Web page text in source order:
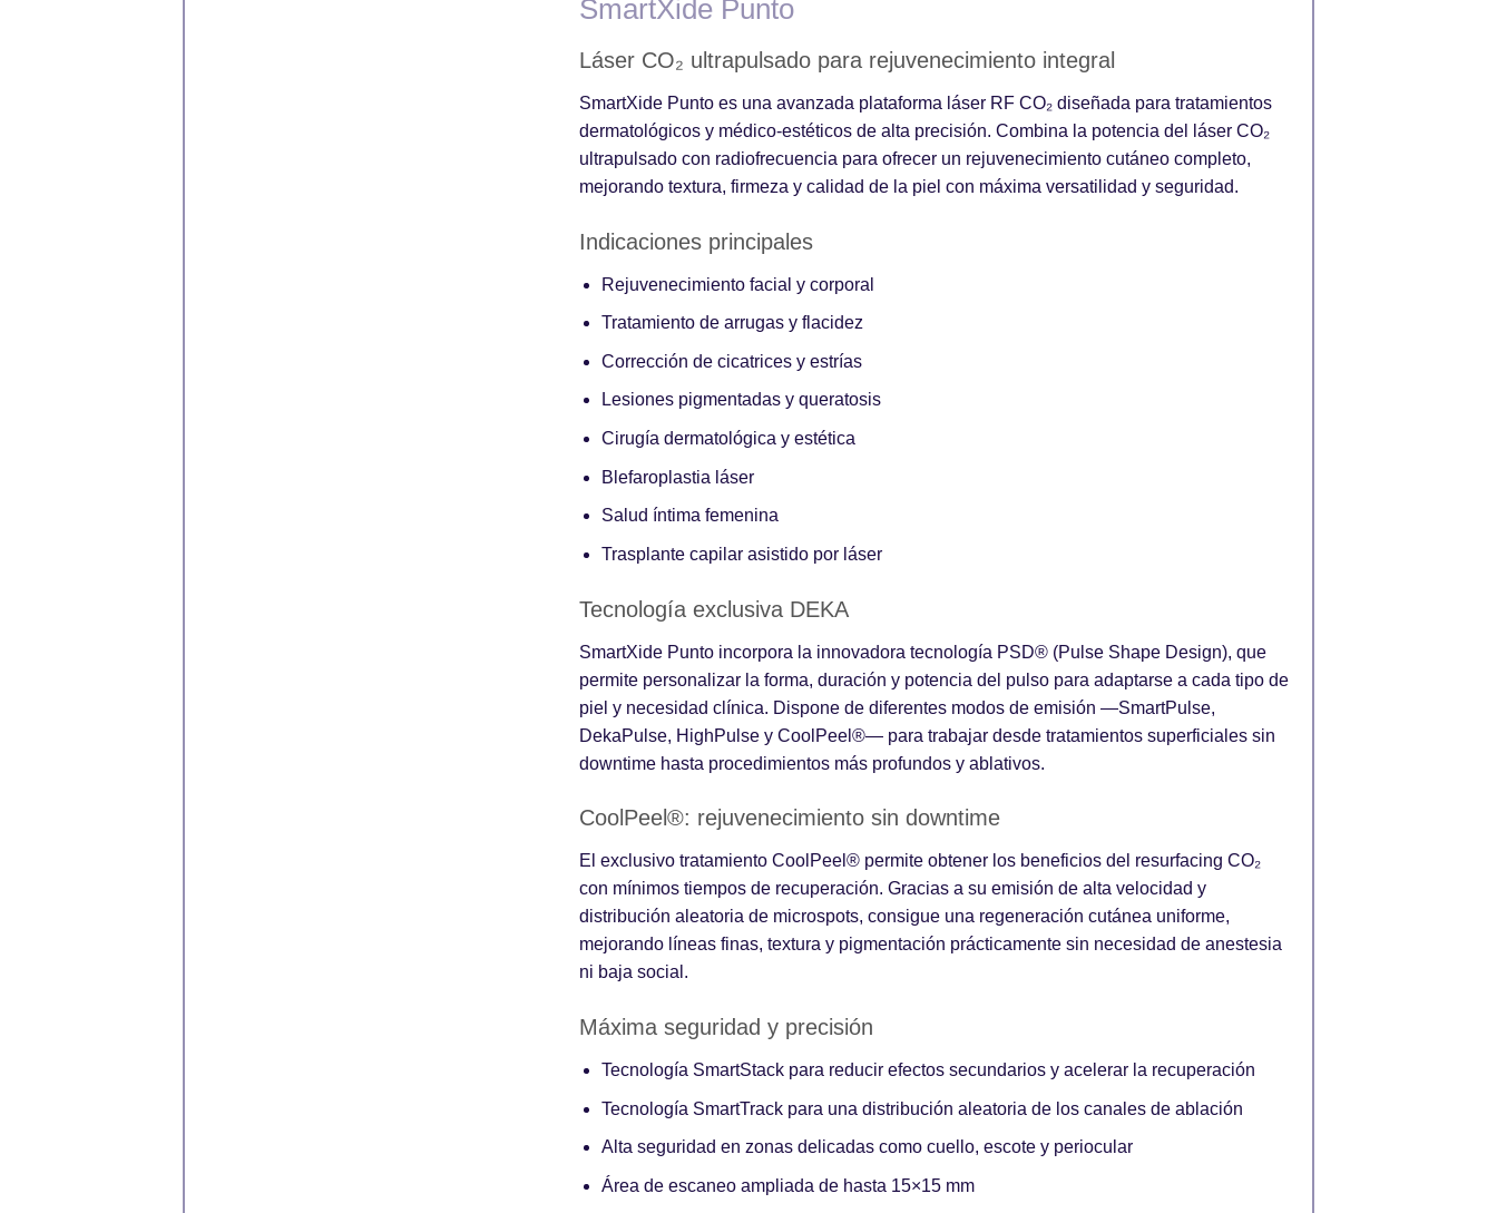
SmartXide Punto
Láser CO₂ ultrapulsado para rejuvenecimiento integral
SmartXide Punto es una avanzada plataforma láser RF CO₂ diseñada para tratamientos
dermatológicos y médico-estéticos de alta precisión. Combina la potencia del láser CO₂
ultrapulsado con radiofrecuencia para ofrecer un rejuvenecimiento cutáneo completo,
mejorando textura, firmeza y calidad de la piel con máxima versatilidad y seguridad.
Indicaciones principales
Rejuvenecimiento facial y corporal
Tratamiento de arrugas y flacidez
Corrección de cicatrices y estrías
Lesiones pigmentadas y queratosis
Cirugía dermatológica y estética
Blefaroplastia láser
Salud íntima femenina
Trasplante capilar asistido por láser
Tecnología exclusiva DEKA
SmartXide Punto incorpora la innovadora tecnología PSD® (Pulse Shape Design), que
permite personalizar la forma, duración y potencia del pulso para adaptarse a cada tipo de
piel y necesidad clínica. Dispone de diferentes modos de emisión —SmartPulse,
DekaPulse, HighPulse y CoolPeel®— para trabajar desde tratamientos superficiales sin
downtime hasta procedimientos más profundos y ablativos.
CoolPeel®: rejuvenecimiento sin downtime
El exclusivo tratamiento CoolPeel® permite obtener los beneficios del resurfacing CO₂
con mínimos tiempos de recuperación. Gracias a su emisión de alta velocidad y
distribución aleatoria de microspots, consigue una regeneración cutánea uniforme,
mejorando líneas finas, textura y pigmentación prácticamente sin necesidad de anestesia
ni baja social.
Máxima seguridad y precisión
Tecnología SmartStack para reducir efectos secundarios y acelerar la recuperación
Tecnología SmartTrack para una distribución aleatoria de los canales de ablación
Alta seguridad en zonas delicadas como cuello, escote y periocular
Área de escaneo ampliada de hasta 15×15 mm